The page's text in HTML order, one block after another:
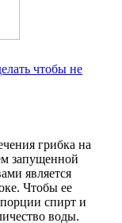
чтобы не
грибка на
запущенной
является
Чтобы ее
спирт и
воды.